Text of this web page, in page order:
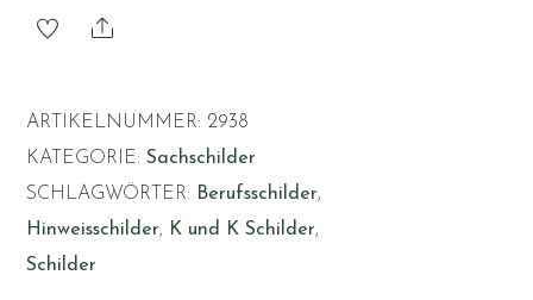
Share
ARTIKELNUMMER: 2938
KATEGORIE:Sachschilder
SCHLAGWÖRTER: Berufsschilder,
Hinweisschilder, K und K Schilder,
Schilder